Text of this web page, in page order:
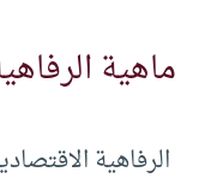
ماهية
الرفاهية